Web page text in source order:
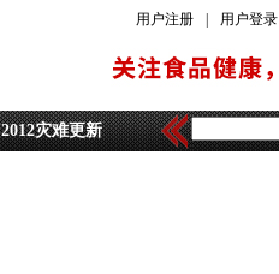
用户注册 用户登录
2012灾难更新